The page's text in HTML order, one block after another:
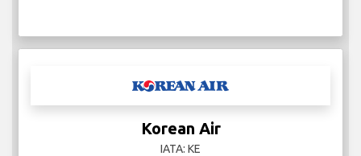
Korean Air
IATA: KE